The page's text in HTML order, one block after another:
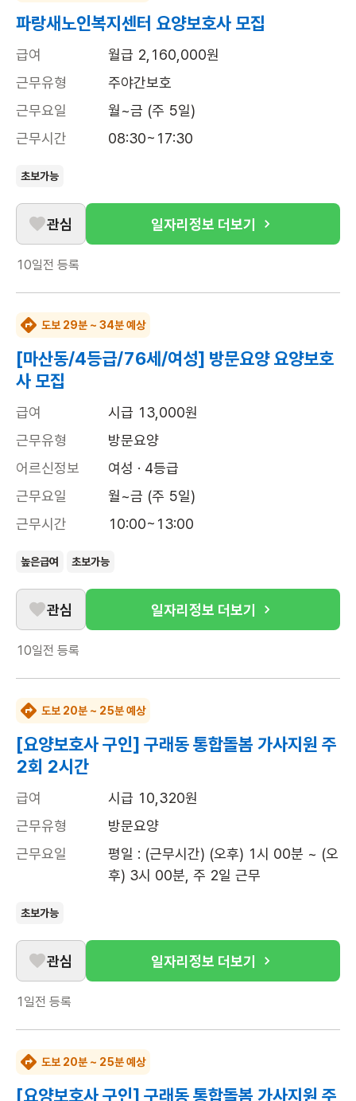
파랑새노인복지센터 요양보호사 모집
급여
월급 2,160,000원
근무유형
주야간보호
근무요일
월~금 (주 5일)
근무시간
08:30~17:30
초보가능
관심 일자리정보 더보기
10일전 등록
도보 29분 ~ 34분 예상
[마산동/4등급/76세/여성] 방문요양 요양보호
사 모집
급여
시급 13,000원
근무유형
방문요양
어르신정보
여성 · 4등급
근무요일
월~금 (주 5일)
근무시간
10:00~13:00
높은급여 초보가능
관심 일자리정보 더보기
10일전 등록
도보 20분 ~ 25분 예상
[요양보호사 구인] 구래동 통합돌봄 가사지원 주
2회 2시간
급여
시급 10,320원
근무유형
방문요양
근무요일
평일 : (근무시간) (오후) 1시 00분 ~ (오
후) 3시 00분, 주 2일 근무
초보가능
관심 일자리정보 더보기
1일전 등록
도보 20분 ~ 25분 예상
[요양보호사 구인] 구래동 통합돌봄 가사지원 주